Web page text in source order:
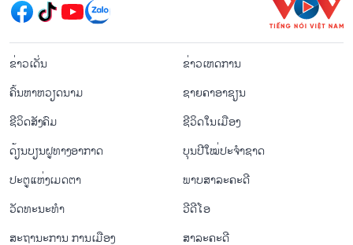
menu footer tiếng Lào
ຂ່າວເດັ່ນ
ຂ່າວເຫດການ
ຄົ້ນຫາຫວຽດນາມ
ຊາຍຄາອາຊຽນ
ຊີ​ວິດ​ສັງ​ຄົມ
ຊີ​ວິດ​ໃນ​ເມືອງ
ດ້ຽນບຽນ​ຝູທາງ​ອາກາດ
ບຸນປີໃໝ່ປະຈຳຊາດ
ປະຕູແຫ່ງເມດຕາ
ພາບສາລະຄະດີ
ວັດທະນະທໍາ
ວີດີໂອ
ສະຖານະການ ການເມືອງ
ສາລະຄະດີ